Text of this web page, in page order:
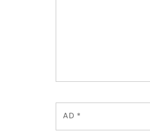
AD *